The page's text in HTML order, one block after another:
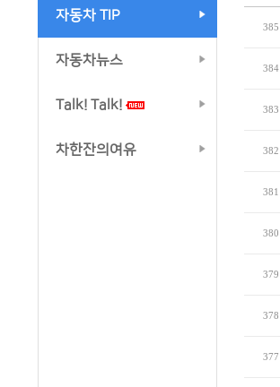
자동차 TIP
자동차뉴스
Talk! Talk!
차한잔의여유
385
384
383
382
381
380
379
378
377